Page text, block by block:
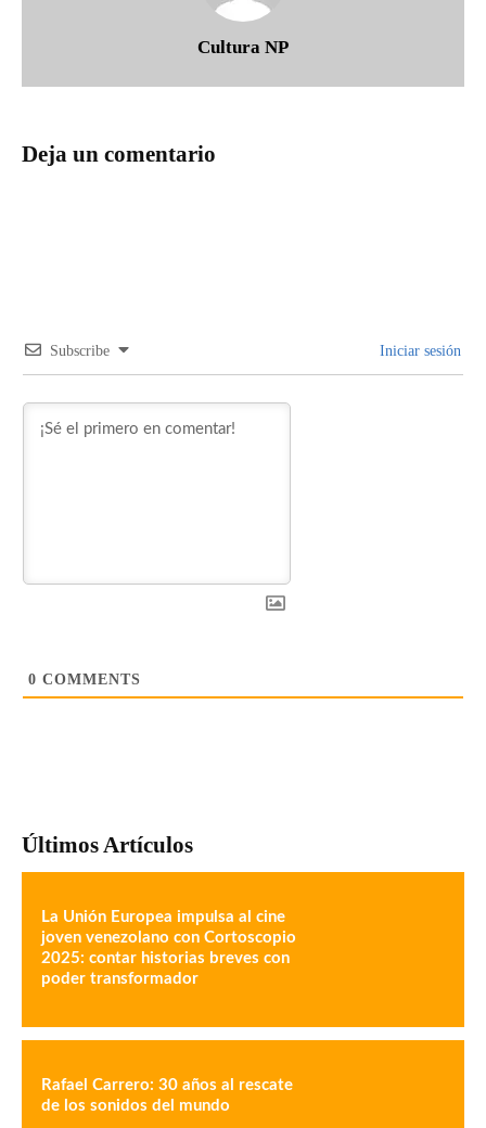
Cultura NP
Deja un comentario
Subscribe Iniciar sesión
0 COMMENTS
Últimos Artículos
La Unión Europea impulsa al cine
joven venezolano con Cortoscopio
2025: contar historias breves con
poder transformador
Rafael Carrero: 30 años al rescate
de los sonidos del mundo